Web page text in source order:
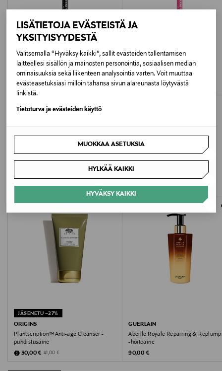
LISÄTIETOJA EVÄSTEISTÄ JA
YKSITYISYYDESTÄ
Valitsemalla “Hyväksy kaikki”, sallit evästeiden tallentamisen
laitteellesi sisällön ja mainosten personointia, sosiaalisen median
ominaisuuksia sekä liikenteen analysointia varten. Voit muuttaa
evästeasetuksiasi milloin tahansa sivun alareunasta löytyvästä
linkistä.
Tietoturva ja evästeiden käyttö
MUOKKAA ASETUKSIA
HYLKÄÄ KAIKKI
HYVÄKSY KAIKKI
Valmistajan tuotenumero
KM000000054001B
Valmistaja
KIKO Milano SAS
Valmistajan osoite
Italy
Digitaalinen osoite
https://www.kikocosmetics.com/en-fi/customer-help-
Avainsanat
KIKO Milano, kulmamaskara, kulmat, silmät, meikit
NYX PROFESSIONAL MAKEUP
Makeup Epic Inky Stix -
silmänrajauskynä
Original Price
12,90 €
Makeup Epic Inky Stix -
silmänrajauskynä
Original Price
12,90 €
LISÄÄ KIINNOSTAVIA
TUOTTEITA
JÄSENETU –27%
ORIGINS
Plantscription™Anti-age Cleanser -
puhdistusaine
Discounted Price
30,00 € Original Price
41,00 €
GUERLAIN
Abeille Royale Repairing &
-hoitoaine
Original Price
90,00 €